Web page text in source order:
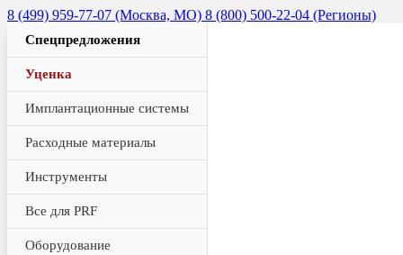
8 (499) 959-77-07 (Москва, МО) 8 (800) 500-22-04 (Регионы)
Спецпредложения
Уценка
Имплантационные системы
Расходные материалы
Инструменты
Все для PRF
Оборудование